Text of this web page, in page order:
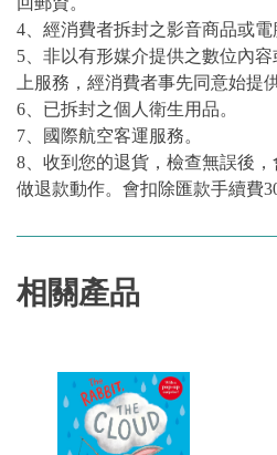
4、經消費者拆封之影音商品或電
5、非以有形媒介提供之數位內
上服務，經消費者事先同意始提供
6、已拆封之個人衛生用品。
7、國際航空客運服務。
8、收到您的退貨，檢查無誤後
做退款動作。會扣除匯款手續費30
相關產品